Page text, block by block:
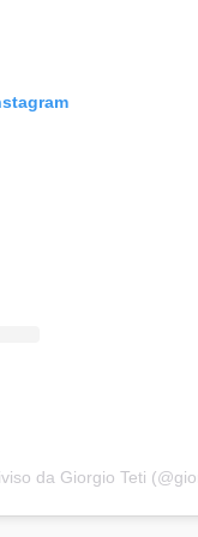
da Giorgio Teti